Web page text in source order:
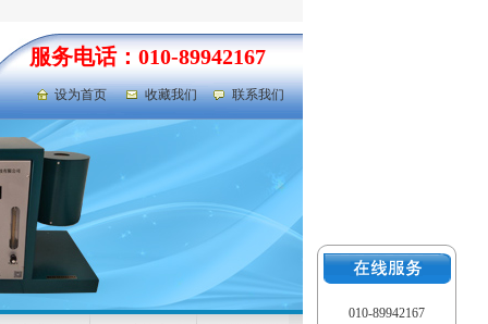
服务电话：010-89942167
设为首页 收藏我们 联系我们
荧光灯
液体比热容测定仪
UKHY-2
010-89942167